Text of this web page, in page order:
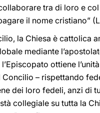
tra di loro e
il nome cristiano”
la Chiesa è cattolica
mediante
ottiene
– rispettando
dei loro fedeli, anzi di
collegiale su tutta la